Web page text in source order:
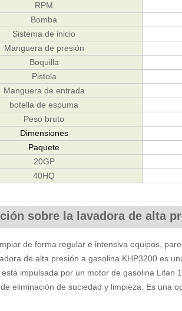
RPM
Bomba
Sistema de inicio
Manguera de presión
Boquilla
Pistola
Manguera de entrada
botella de espuma
Peso bruto
Dimensiones
Paquete
20GP
40HQ
sobre la lavadora de alta
de forma regular e intensiva equipos,
de alta presión a gasolina KHP3200 es
impulsada por un motor de gasolina
eliminación de suciedad y limpieza. Es una